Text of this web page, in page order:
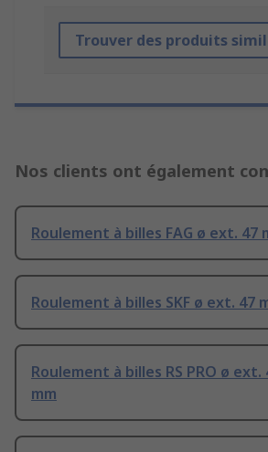
Trouver des produits
Nos clients ont également
Roulement à billes FAG ø ext. 47
Roulement à billes SKF ø ext. 47
Roulement à billes RS PRO ø ext.
mm